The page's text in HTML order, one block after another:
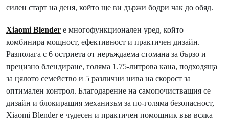
силен старт на деня, който ще ви държи бодри чак до обяд.
Xiaomi Blender е многофункционален уред, който
комбинира мощност, ефективност и практичен дизайн.
Разполага с 6 остриета от неръждаема стомана за бързо и
прецизно блендиране, голяма 1.75-литрова кана, подходяща
за цялото семейство и 5 различни нива на скорост за
оптимален контрол. Благодарение на самопочистващия се
дизайн и блокиращия механизъм за по-голяма безопасност,
Xiaomi Blender е чудесен и практичен помощник във всяка